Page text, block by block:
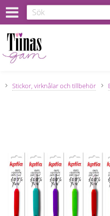
Stickor, virknålar och tillbehör